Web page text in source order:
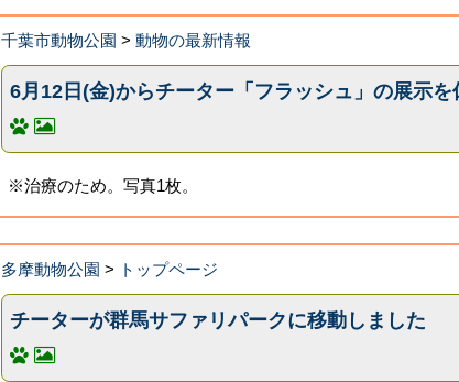
千葉市動物公園 >動物の最新情報
6月12日(金)からチーター「フラッシュ」の展示を
※治療のため。写真1枚。
多摩動物公園 > トップページ
チーターが群馬サファリパークに移動しました